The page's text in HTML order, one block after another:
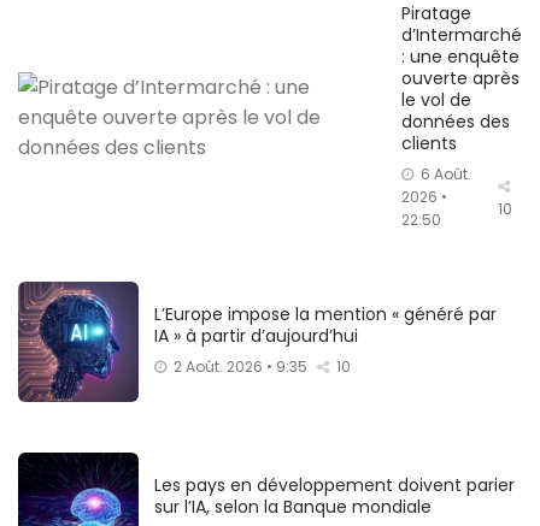
Piratage
d’Intermarché
: une enquête
ouverte après
le vol de
données des
clients
6 Août.
2026 •
22:50
10
L’Europe impose la mention « généré par
IA » à partir d’aujourd’hui
2 Août. 2026 • 9:35 10
Les pays en développement doivent parier
sur l’IA, selon la Banque mondiale